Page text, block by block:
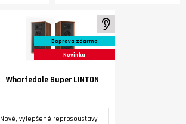
koncový zesilovač.
Doprava zdarma
Novinka
Wharfedale Super LINTON
Nové, vylepšené reprosoustavy